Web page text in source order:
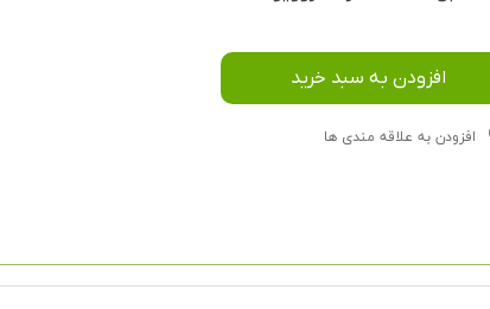
افزودن به سبد خرید
افزودن به علاقه مندی ها